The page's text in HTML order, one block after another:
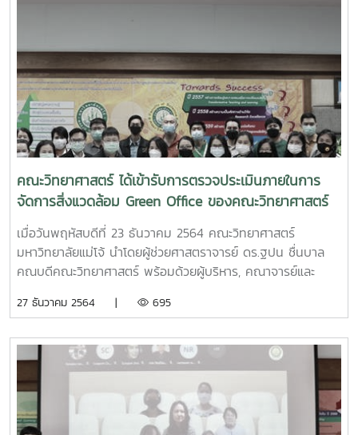
การดำเนินงานในกิจกรรมฯ ณ คณะวิทยาศาสตร์ มหาวิทยาลัย
แม่โจ้
คณะวิทยาศาสตร์ ได้เข้ารับการตรวจประเมินภายในการ
จัดการสิ่งแวดล้อม Green Office ของคณะวิทยาศาสตร์
ประจำปี 2564
เมื่อวันพฤหัสบดีที่ 23 ธันวาคม 2564 คณะวิทยาศาสตร์
มหาวิทยาลัยแม่โจ้ นำโดยผู้ช่วยศาสตราจารย์ ดร.ฐปน ชื่นบาล
คณบดีคณะวิทยาศาสตร์ พร้อมด้วยผู้บริหาร, คณาจารย์และ
Office) ประจำปี 2564 ซึ่งภายในการประเมินการตรวจสำนักงาน
ตรวจในครั้งนี้ได้รับเกียรติจากคณะกรรมการทั้ง 5 ท่านได้แก่
1.นางสาวเพชรประกายแก้ว ดวงหฤทัยทิพย์ หัวหน้าผู้ตรวจ
ประเมิน/ผู้ตรวจประเมิน หมวดที่ 1 2.นางสาวฐิติชญาณ์ ก๋าคำ
ผู้ตรวจประเมิน หมวดที่ 2 3.นายเสกสรรค์ ขวัญ
ศรีวงค์ ผู้ตรวจประเมิน หมวดที่ 3 4.นายพนม
27 ธันวาคม 2564 | 695